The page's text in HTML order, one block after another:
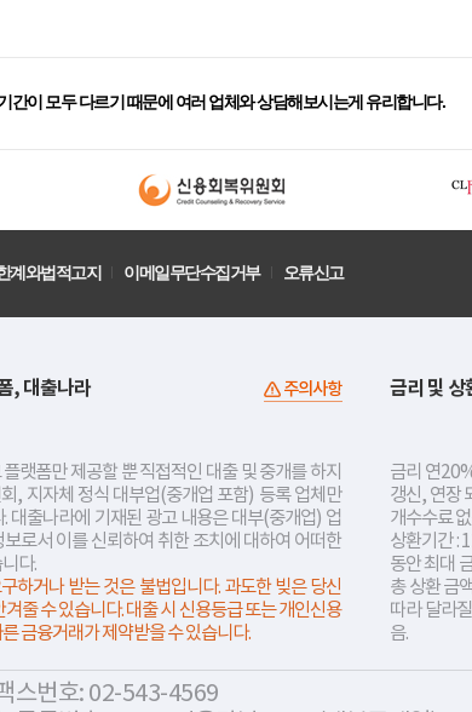
이 모두 다르기 때문에 여러 업체와 상담해보시는게 유리합니다.
계와법적고지 이메일무단수집거부 오류신고
, 대출나라 주의사항
랫폼만 제공할 뿐 직접적인 대출 및 중개를 하지
, 지자체 정식 대부업(중개업 포함) 등록 업체만
대출나라에 기재된 광고 내용은 대부(중개업) 업
로서 이를 신뢰하여 취한 조치에 대하여 어떠한
다.
하거나 받는 것은 불법입니다. 과도한 빚은 당신
겨줄 수 있습니다. 대출 시 신용등급 또는 개인신용
금융거래가 제약받을 수 있습니다.
금리 및 상
금리 연
갱신, 연장
개수수료
상환기간 :
동안 최대
총 상환 금
따라 달라
음.
스번호: 02-543-4569